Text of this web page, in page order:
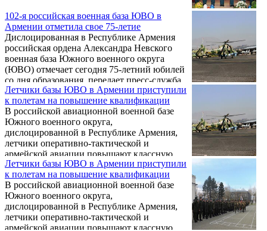
102-я российская военная база ЮВО в
Армении отметила свое 75-летие
Дислоцированная в Республике Армения
российская ордена Александра Невского
военная база Южного военного округа
(ЮВО) отмечает сегодня 75-летний юбилей
со дня образования, передает пресс-служба
ЮВО.
Летчики базы ЮВО в Армении приступили
к полетам на повышение квалификации
В российской авиационной военной базе
Южного военного округа,
дислоцированной в Республике Армения,
летчики оперативно-тактической и
армейской авиации повышают классную
квалификацию, сообщает пресс-служба
ЮВО.
Летчики базы ЮВО в Армении приступили
к полетам на повышение квалификации
В российской авиационной военной базе
Южного военного округа,
дислоцированной в Республике Армения,
летчики оперативно-тактической и
армейской авиации повышают классную